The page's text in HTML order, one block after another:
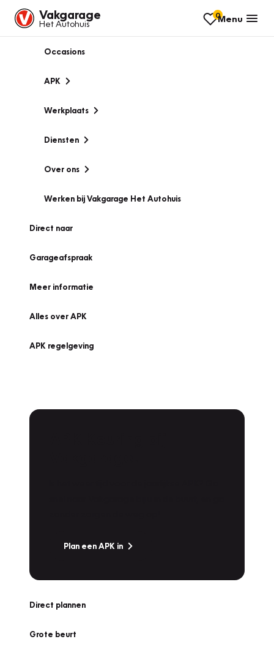
Vakgarage
Het Autohuis
0Menu
Occasions
APK
Werkplaats
Diensten
Over ons
Werken bij Vakgarage Het Autohuis
Direct naar
Garageafspraak
Meer informatie
Alles over APK
APK regelgeving
Plan een APK in
Direct plannen
Grote beurt